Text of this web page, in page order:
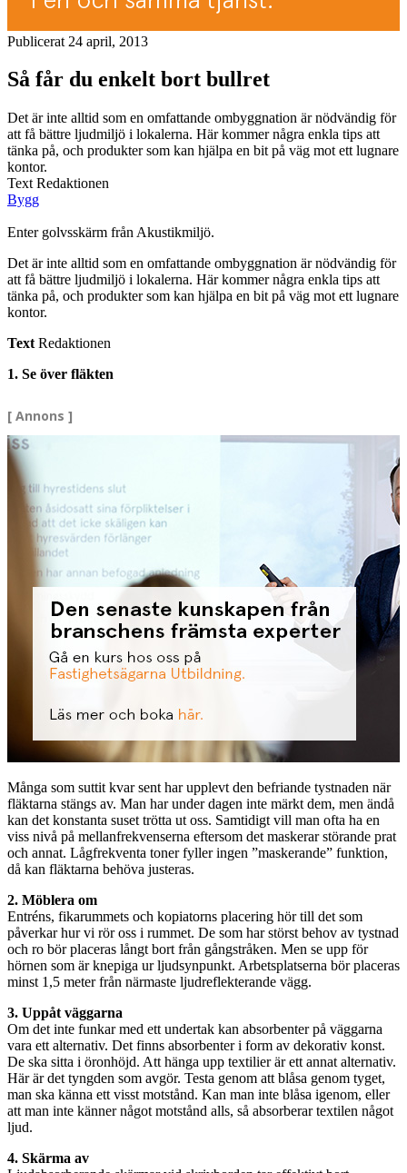
Publicerat 24 april, 2013
Så får du enkelt bort bullret
Det är inte alltid som en omfattande ombyggnation är nödvändig för
att få bättre ljudmiljö i lokalerna. Här kommer några enkla tips att
tänka på, och produkter som kan hjälpa en bit på väg mot ett lugnare
kontor.
Text Redaktionen
Bygg
Enter golvsskärm från Akustikmiljö.
Det är inte alltid som en omfattande ombyggnation är nödvändig för
att få bättre ljudmiljö i lokalerna. Här kommer några enkla tips att
tänka på, och produkter som kan hjälpa en bit på väg mot ett lugnare
kontor.
Text Redaktionen
1. Se över fläkten
[ Annons ]
Många som suttit kvar sent har upplevt den befriande tystnaden när
fläktarna stängs av. Man har under dagen inte märkt dem, men ändå
kan det konstanta suset trötta ut oss. Samtidigt vill man ofta ha en
viss nivå på mellanfrekvenserna eftersom det maskerar störande prat
och annat. Lågfrekventa toner fyller ingen ”maskerande” funktion,
då kan fläktarna behöva justeras.
2. Möblera om
Entréns, fikarummets och kopiatorns placering hör till det som
påverkar hur vi rör oss i rummet. De som har störst behov av tystnad
och ro bör placeras långt bort från gångstråken. Men se upp för
hörnen som är knepiga ur ljudsynpunkt. Arbetsplatserna bör placeras
minst 1,5 meter från närmaste ljudreflekterande vägg.
3. Uppåt väggarna
Om det inte funkar med ett undertak kan absorbenter på väggarna
vara ett alternativ. Det finns absorbenter i form av dekorativ konst.
De ska sitta i öronhöjd. Att hänga upp textilier är ett annat alternativ.
Här är det tyngden som avgör. Testa genom att blåsa genom tyget,
man ska känna ett visst motstånd. Kan man inte blåsa igenom, eller
att man inte känner något motstånd alls, så absorberar textilen något
ljud.
4. Skärma av